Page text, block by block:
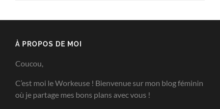
À PROPOS DE MOI
Coucou,
C’est moi le Workeuse ! Bienvenue sur mon blog féminin
où je partage mes bons plans avec vous !